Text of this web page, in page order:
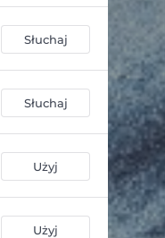
Słuchaj
Słuchaj
Użyj
Użyj